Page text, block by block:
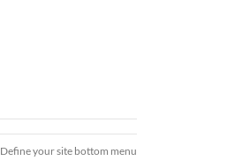
Define your site bottom menu